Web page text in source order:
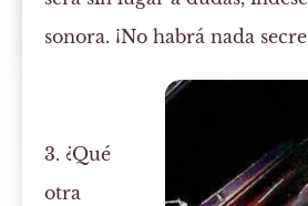
sonora. ¡No habrá nada
3. ¿Qué
otra